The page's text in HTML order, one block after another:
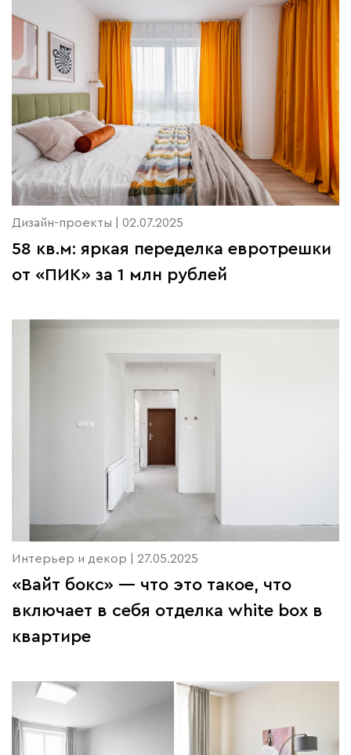
Дизайн-проекты | 02.07.2025
58 кв.м: яркая переделка евротрешки
от «ПИК» за 1 млн рублей
Интерьер и декор | 27.05.2025
«Вайт бокс» — что это такое, что
включает в себя отделка white box в
квартире